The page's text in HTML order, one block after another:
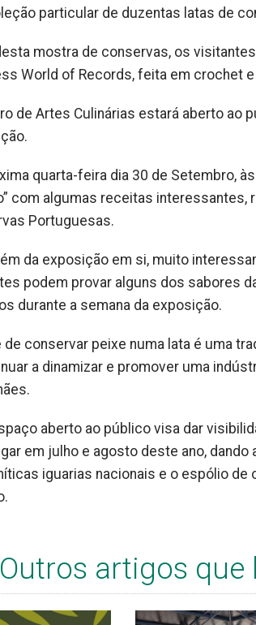
particular de duzentas latas de
mostra de conservas, os
World of Records, feita em crochet
de Artes Culinárias estará aberto
quarta-feira dia 30 de Setembro,
com algumas receitas
Portuguesas.
da exposição em si, muito
podem provar alguns dos sabores
durante a semana da exposição.
de conservar peixe numa lata é uma
a dinamizar e promover uma
aberto ao público visa dar
em julho e agosto deste ano,
iguarias nacionais e o espólio
Outros artigos